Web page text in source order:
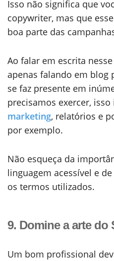
Isso não significa que
copywriter, mas que
boa parte das
Ao falar em escrita
apenas falando em blog
se faz presente em
precisamos exercer,
marketing, relatórios e
por exemplo.
Não esqueça da
linguagem acessível e
os termos utilizados.
9. Domine a arte do
Um bom profissional